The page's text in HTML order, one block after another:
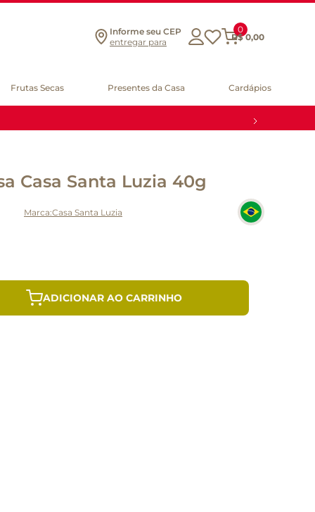
Informe seu CEP
entregar para
0
R$ 0,00
Frutas Secas Presentes da Casa Cardápios
Casa Santa Luzia 40g
Casa Santa Luzia
ADICIONAR AO CARRINHO